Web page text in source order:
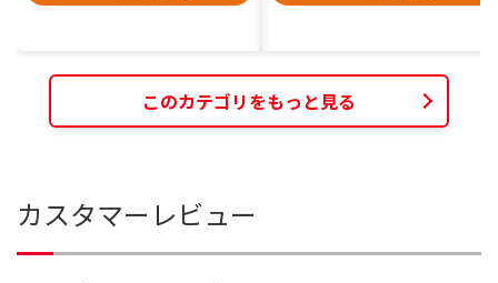
このカテゴリをもっと見る
カスタマーレビュー